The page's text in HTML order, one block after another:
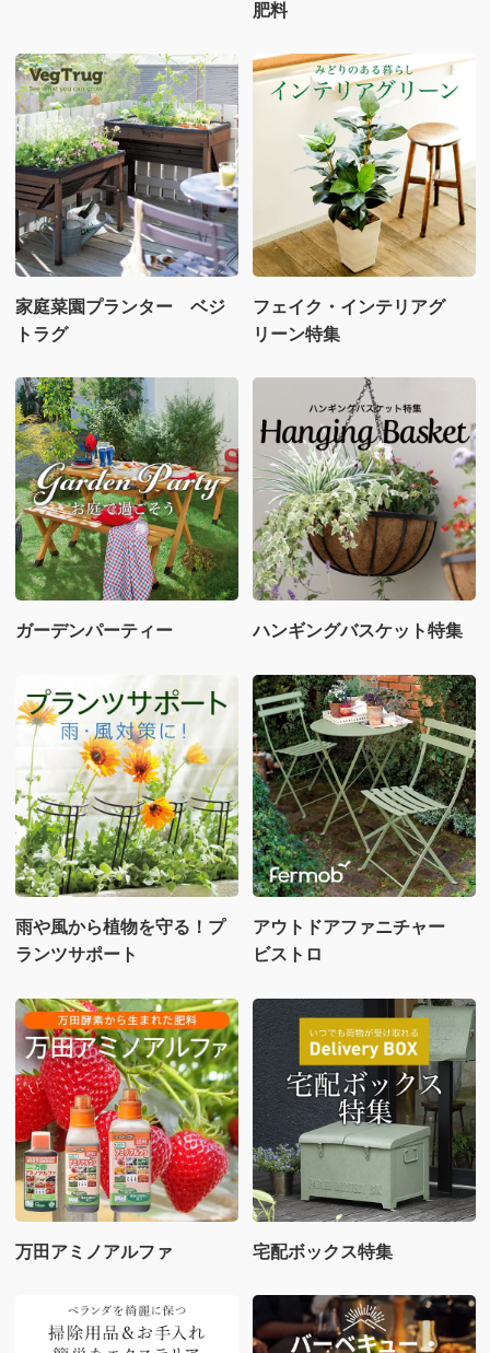
肥料
家庭菜園プランター ベジ
トラグ
フェイク・インテリアグ
リーン特集
ガーデンパーティー ハンギングバスケット特集
雨や風から植物を守る！プ
ランツサポート
アウトドアファニチャー
ビストロ
万田アミノアルファ 宅配ボックス特集